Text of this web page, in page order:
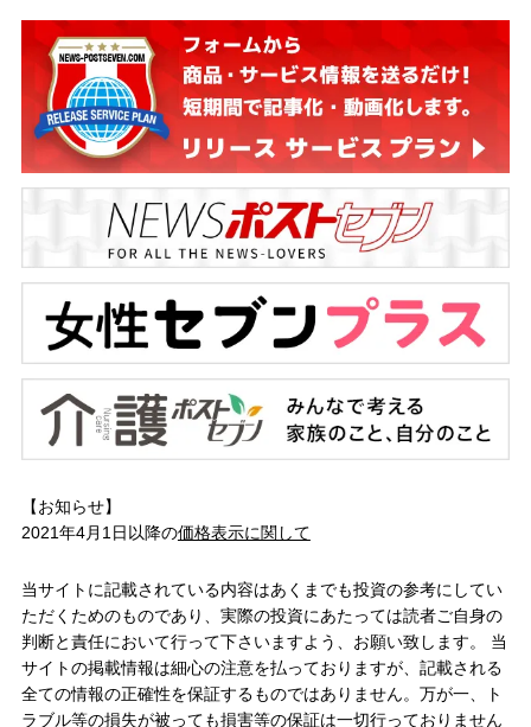
【お知らせ】
2021年4月1日以降の価格表示に関して
当サイトに記載されている内容はあくまでも投資の参考にしてい
ただくためのものであり、実際の投資にあたっては読者ご自身の
判断と責任において行って下さいますよう、お願い致します。 当
サイトの掲載情報は細心の注意を払っておりますが、記載される
全ての情報の正確性を保証するものではありません。万が一、ト
ラブル等の損失が被っても損害等の保証は一切行っておりません